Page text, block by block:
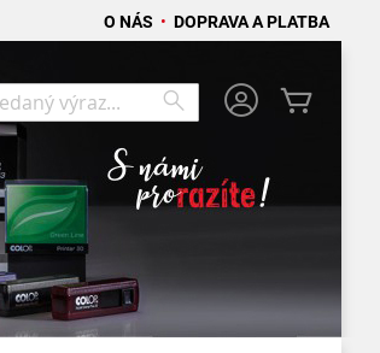
O NÁS • DOPRAVA A PLATBA
Search